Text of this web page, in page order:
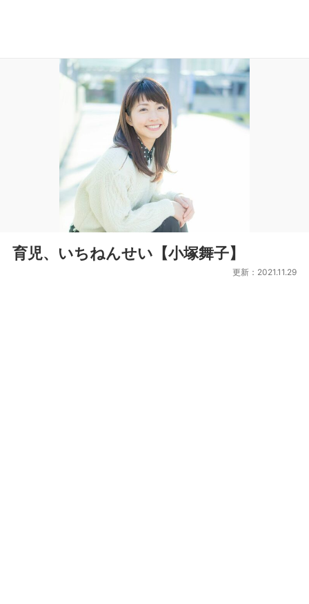
育児、いちねんせい【小塚舞子】
更新：2021.11.29